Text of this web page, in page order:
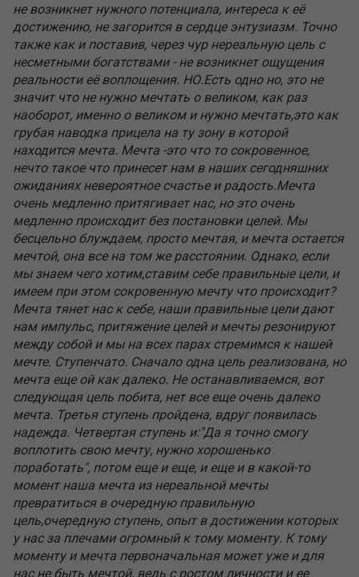
не возникнет нужного потенциала, интереса к её
достижению, не загорится в сердце энтузиазм. Точно
также как и поставив, через чур нереальную цель с
несметными богатствами - не возникнет ощущения
реальности её воплощения. НО.Есть одно но, это не
значит что не нужно мечтать о великом, как раз
наоборот, именно о великом и нужно мечтать,это как
грубая наводка прицела на ту зону в которой
находится мечта. Мечта -это что то сокровенное,
нечто такое что принесет нам в наших сегодняшних
ожиданиях невероятное счастье и радость.Мечта
очень медленно притягивает нас, но это очень
медленно происходит без постановки целей. Мы
бесцельно блуждаем, просто мечтая, и мечта остается
мечтой, она все на том же расстоянии. Однако, если
мы знаем чего хотим,ставим себе правильные цели, и
имеем при этом сокровенную мечту что происходит?
Мечта тянет нас к себе, наши правильные цели дают
нам импульс, притяжение целей и мечты резонируют
между собой и мы на всех парах стремимся к нашей
мечте. Ступенчато. Сначало одна цель реализована, но
мечта еще ой как далеко. Не останавливаемся, вот
следующая цель побита, нет все еще очень далеко
мечта. Третья ступень пройдена, вдруг появилась
надежда. Четвертая ступень и:"Да я точно смогу
воплотить свою мечту, нужно хорошенько
поработать", потом еще и еще, и еще и в какой-то
момент наша мечта из нереальной мечты
превратиться в очередную правильную
цель,очередную ступень, опыт в достижении которых
у нас за плечами огромный к тому моменту. К тому
моменту и мечта первоначальная может уже и для
нас не быть мечтой, ведь с ростом личности и ее